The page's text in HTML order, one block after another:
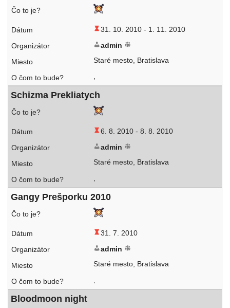
31. 10. 2010 - 1. 11. 2010
admin
Staré mes­to, Bratislava
,
Schizma Prekliatych
6. 8. 2010 - 8. 8. 2010
admin
Staré mes­to, Bratislava
,
Gangy Prešporku 2010
31. 7. 2010
admin
Staré mes­to, Bratislava
,
Bloodmoon night